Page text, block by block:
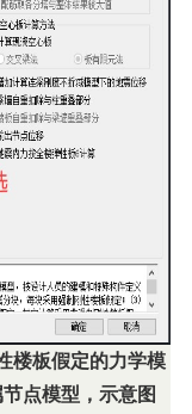
楼板假定的力学模
点模型，示意图